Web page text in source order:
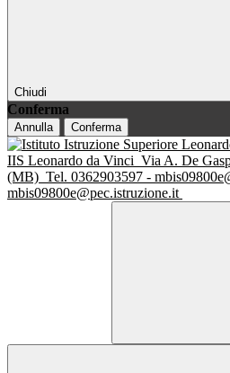
Chiudi
Conferma
Annulla Conferma
IIS Leonardo da Vinci Via A. De
(MB) Tel. 0362903597 -
mbis09800e@pec.istruzione.it